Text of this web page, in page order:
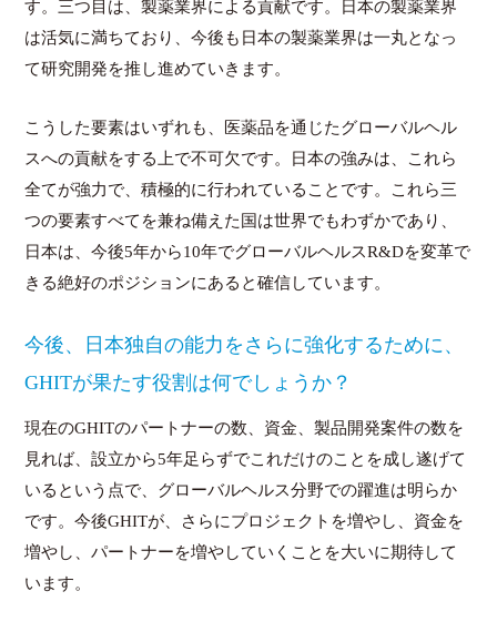
す。三つ目は、製薬業界による貢献です。日本の製薬業界
は活気に満ちており、今後も日本の製薬業界は一丸となっ
て研究開発を推し進めていきます。
こうした要素はいずれも、医薬品を通じたグローバルヘル
スへの貢献をする上で不可欠です。日本の強みは、これら
全てが強力で、積極的に行われていることです。これら三
つの要素すべてを兼ね備えた国は世界でもわずかであり、
日本は、今後5年から10年でグローバルヘルスR&Dを変革で
きる絶好のポジションにあると確信しています。
今後、日本独自の能力をさらに強化するために、
GHITが果たす役割は何でしょうか？
現在のGHITのパートナーの数、資金、製品開発案件の数を
見れば、設立から5年足らずでこれだけのことを成し遂げて
いるという点で、グローバルヘルス分野での躍進は明らか
です。今後GHITが、さらにプロジェクトを増やし、資金を
増やし、パートナーを増やしていくことを大いに期待して
います。